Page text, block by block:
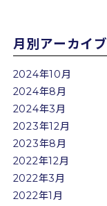
月別アーカイブ
2024年10月
2024年8月
2024年3月
2023年12月
2023年8月
2022年12月
2022年3月
2022年1月